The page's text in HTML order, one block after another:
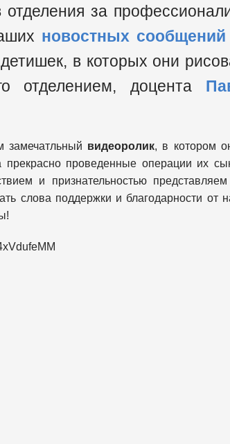
отделения за
новостных сообщений
в которых они
отделением, доцента
замечатльный видеоролик, в котором
прекрасно проведенные операции их
и признательностью представляем
слова поддержки и благодарности от